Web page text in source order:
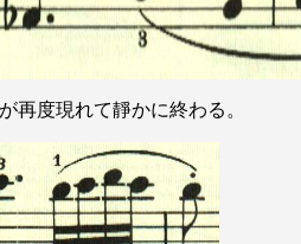
再度現れて靜かに終わる。